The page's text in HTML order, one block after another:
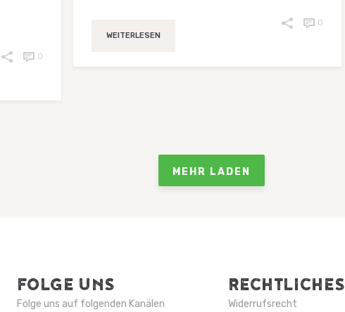
WEITERLESEN
0
0
MEHR LADEN
FOLGE UNS
Folge uns auf folgenden Kanälen
RECHTLICHES
Widerrufsrecht